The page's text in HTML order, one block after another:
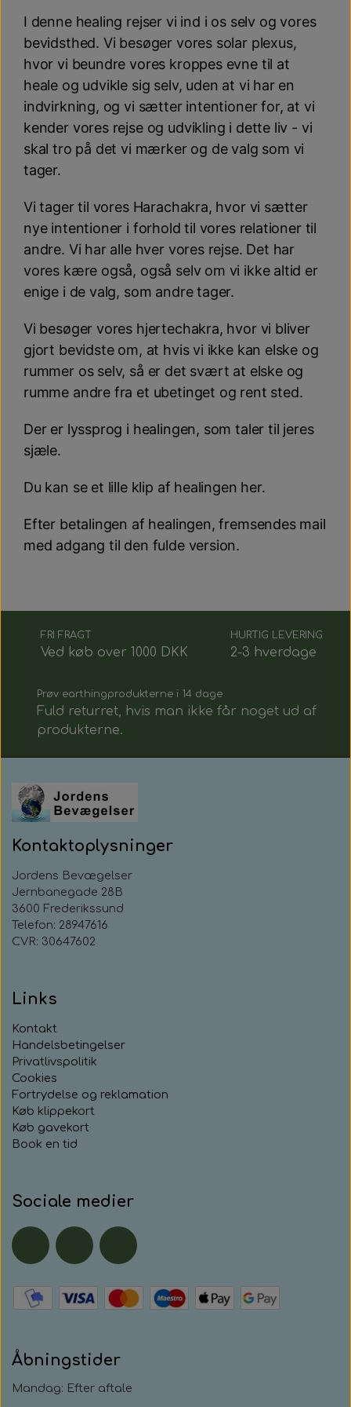
Nyheder
Earthingprodukter
Tilbehør til earthingprodukter
Workshops - Meditationer - Healing
Kontakt
I denne healing rejser vi ind i os selv og vores
bevidsthed. Vi besøger vores solar plexus,
hvor vi beundre vores kroppes evne til at
heale og udvikle sig selv, uden at vi har en
indvirkning, og vi sætter intentioner for, at vi
kender vores rejse og udvikling i dette liv - vi
skal tro på det vi mærker og de valg som vi
tager.
Vi tager til vores Harachakra, hvor vi sætter
nye intentioner i forhold til vores relationer til
andre. Vi har alle hver vores rejse. Det har
vores kære også, også selv om vi ikke altid er
enige i de valg, som andre tager.
Vi besøger vores hjertechakra, hvor vi bliver
gjort bevidste om, at hvis vi ikke kan elske og
rummer os selv, så er det svært at elske og
rumme andre fra et ubetinget og rent sted.
Der er lyssprog i healingen, som taler til jeres
sjæle.
Du kan se et lille klip af healingen her.
Efter betalingen af healingen, fremsendes mail
med adgang til den fulde version.
FRI FRAGT
Ved køb over 1000 DKK
HURTIG LEVERING
2-3 hverdage
Prøv earthingprodukterne i 14 dage
Fuld returret, hvis man ikke får noget ud af
produkterne.
Kontaktoplysninger
Jordens Bevægelser
Jernbanegade 28B
3600 Frederikssund
Telefon: 28947616
CVR: 30647602
Links
Kontakt
Handelsbetingelser
Privatlivspolitik
Cookies
Fortrydelse og reklamation
Køb klippekort
Køb gavekort
Book en tid
Sociale medier
Åbningstider
Mandag: Efter aftale